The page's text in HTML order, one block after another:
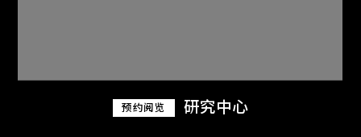
预约阅览 研究中心
关于M+藏品
探索世界顶级的二十及二十一世纪视觉